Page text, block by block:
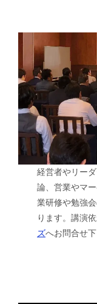
経営者やリー
論、営業やマ
業研修や勉強
ります。講演
ズへお問合せ下